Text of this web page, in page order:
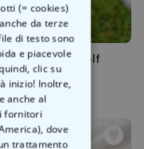
3 Palline da Golf
con
€
(= cookies)
da terze
di testo sono
e piacevole
clic su
inizio! Inoltre,
anche al
fornitori
dove
trattamento